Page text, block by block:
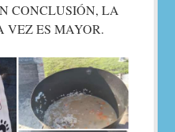
CONCLUSIÓN, LA
VEZ ES MAYOR.